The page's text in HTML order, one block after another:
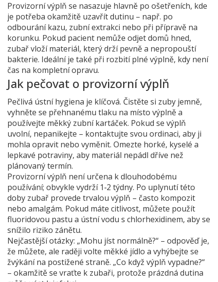
Provizorní výplň se nasazuje hlavně po ošetřeních, kde
je potřeba okamžitě uzavřít dutinu – např. po
odbourání kazu, zubní extrakci nebo při přípravě na
korunku. Pokud pacient nemůže odjet domů hned,
zubař vloží materiál, který drží pevně a nepropouští
bakterie. Ideální je také při rozbití plné výplně, kdy není
čas na kompletní opravu.
Jak pečovat o provizorní výplň
Pečlivá ústní hygiena je klíčová. Čistěte si zuby jemně,
vyhněte se přehnanému tlaku na místo výplně a
používejte měkký zubní kartáček. Pokud se výplň
uvolní, nepanikejte – kontaktujte svou ordinaci, aby ji
mohla opravit nebo vyměnit. Omezte horké, kyselé a
lepkavé potraviny, aby materiál nepádl dříve než
plánovaný termín.
Provizorní výplň není určena k dlouhodobému
používání; obvykle vydrží 1‑2 týdny. Po uplynutí této
doby zubař provede trvalou výplň – často kompozit
nebo amalgám. Pokud máte citlivost, můžete použít
fluoridovou pastu a ústní vodu s chlorhexidinem, aby se
snížilo riziko zánětu.
Nejčastější otázky: „Mohu jíst normálně?“ – odpověď je,
že můžete, ale raději volte měkké jídlo a vyhýbejte se
žvýkání na postižené straně. „Co když výplň vypadne?“
– okamžitě se vraťte k zubaři, protože prázdná dutina